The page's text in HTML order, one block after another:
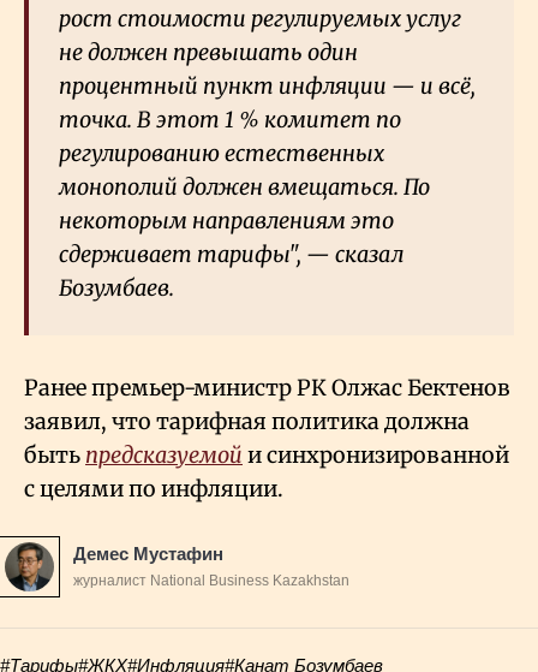
рост стоимости регулируемых услуг
не должен превышать один
процентный пункт инфляции — и всё,
точка. В этот 1 % комитет по
регулированию естественных
монополий должен вмещаться. По
некоторым направлениям это
сдерживает тарифы", — сказал
Бозумбаев.
Ранее премьер-министр РК Олжас Бектенов
заявил, что тарифная политика должна
быть предсказуемой и синхронизированной
с целями по инфляции.
Демес Мустафин
журналист National Business Kazakhstan
#Тарифы#ЖКХ#Инфляция#Канат Бозумбаев